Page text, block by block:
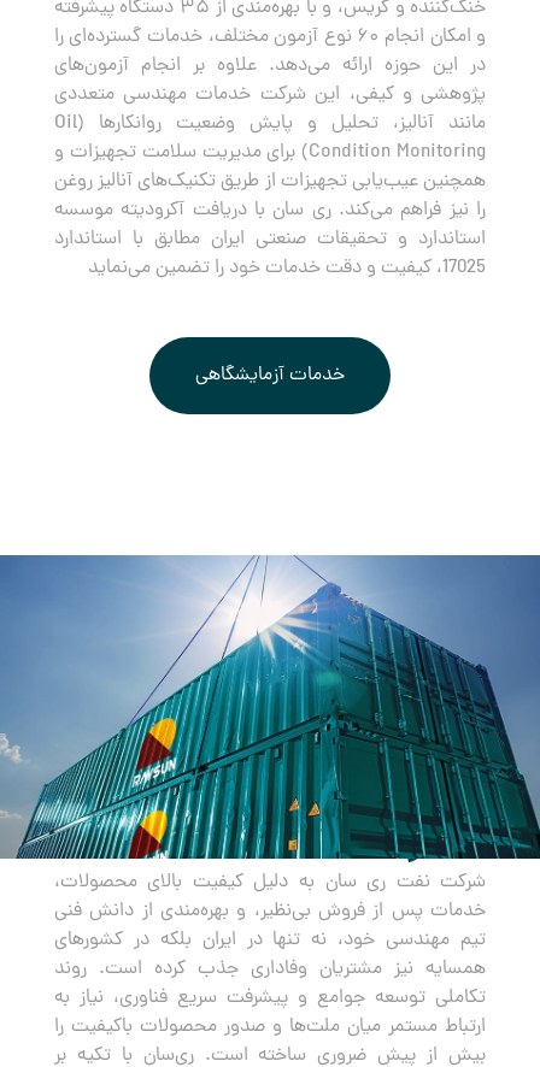
خنک‌کننده و گریس، و با بهره‌مندی از ۳۵ دستگاه پیشرفته
و امکان انجام ۶۰ نوع آزمون مختلف، خدمات گسترده‌ای را
در این حوزه ارائه می‌دهد. علاوه بر انجام آزمون‌های
پژوهشی و کیفی، این شرکت خدمات مهندسی متعددی
مانند آنالیز، تحلیل و پایش وضعیت روانکارها (Oil
Condition Monitoring) برای مدیریت سلامت تجهیزات و
همچنین عیب‌یابی تجهیزات از طریق تکنیک‌های آنالیز روغن
را نیز فراهم می‌کند. ری سان با دریافت آکرودیته موسسه
استاندارد و تحقیقات صنعتی ایران مطابق با استاندارد
17025، کیفیت و دقت خدمات خود را تضمین می‌نماید
خدمات آزمایشگاهی
صادرات
شرکت نفت ری سان به دلیل کیفیت بالای محصولات،
خدمات پس از فروش بی‌نظیر، و بهره‌مندی از دانش فنی
تیم مهندسی خود، نه تنها در ایران بلکه در کشورهای
همسایه نیز مشتریان وفاداری جذب کرده است. روند
تکاملی توسعه جوامع و پیشرفت سریع فناوری، نیاز به
ارتباط مستمر میان ملت‌ها و صدور محصولات باکیفیت را
بیش از پیش ضروری ساخته است. ری‌سان با تکیه بر